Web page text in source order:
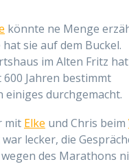
könnte ne Menge
hat sie auf dem Buckel.
im Alten Fritz
600 Jahren bestimmt
einiges durchgemacht.
mit Elke und Chris beim
lecker, die
des Marathons